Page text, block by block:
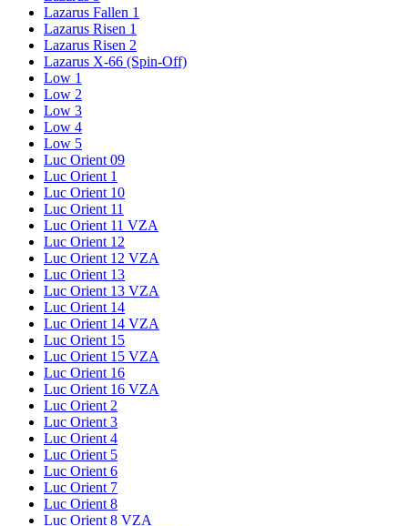
Lazarus Fallen 1
Lazarus Risen 1
Lazarus Risen 2
Lazarus X-66 (Spin-Off)
Low 1
Low 2
Low 3
Low 4
Low 5
Luc Orient 09
Luc Orient 1
Luc Orient 10
Luc Orient 11
Luc Orient 11 VZA
Luc Orient 12
Luc Orient 12 VZA
Luc Orient 13
Luc Orient 13 VZA
Luc Orient 14
Luc Orient 14 VZA
Luc Orient 15
Luc Orient 15 VZA
Luc Orient 16
Luc Orient 16 VZA
Luc Orient 2
Luc Orient 3
Luc Orient 4
Luc Orient 5
Luc Orient 6
Luc Orient 7
Luc Orient 8
Luc Orient 8 VZA